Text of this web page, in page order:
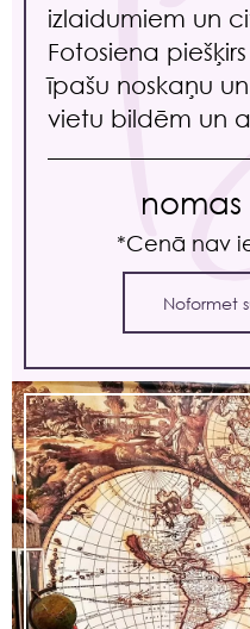
izlaidumiem un
Fotosiena
īpašu noskaņu
vietu bildēm un
*Сenā nav
Noformet